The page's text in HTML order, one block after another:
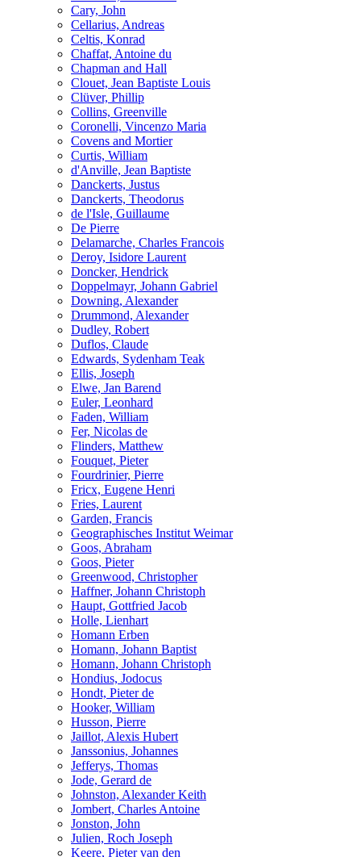
Cary, John
Cellarius, Andreas
Celtis, Konrad
Chaffat, Antoine du
Chapman and Hall
Clouet, Jean Baptiste Louis
Clüver, Phillip
Collins, Greenville
Coronelli, Vincenzo Maria
Covens and Mortier
Curtis, William
d'Anville, Jean Baptiste
Danckerts, Justus
Danckerts, Theodorus
de l'Isle, Guillaume
De Pierre
Delamarche, Charles Francois
Deroy, Isidore Laurent
Doncker, Hendrick
Doppelmayr, Johann Gabriel
Downing, Alexander
Drummond, Alexander
Dudley, Robert
Duflos, Claude
Edwards, Sydenham Teak
Ellis, Joseph
Elwe, Jan Barend
Euler, Leonhard
Faden, William
Fer, Nicolas de
Flinders, Matthew
Fouquet, Pieter
Fourdrinier, Pierre
Fricx, Eugene Henri
Fries, Laurent
Garden, Francis
Geographisches Institut Weimar
Goos, Abraham
Goos, Pieter
Greenwood, Christopher
Haffner, Johann Christoph
Haupt, Gottfried Jacob
Holle, Lienhart
Homann Erben
Homann, Johann Baptist
Homann, Johann Christoph
Hondius, Jodocus
Hondt, Pieter de
Hooker, William
Husson, Pierre
Jaillot, Alexis Hubert
Janssonius, Johannes
Jefferys, Thomas
Jode, Gerard de
Johnston, Alexander Keith
Jombert, Charles Antoine
Jonston, John
Julien, Roch Joseph
Keere, Pieter van den